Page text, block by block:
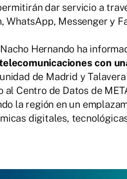
dar servicio a
Messenger y
Hernando ha
con
de Madrid y
Centro de Datos de
la región en un
digitales, tecnológicas